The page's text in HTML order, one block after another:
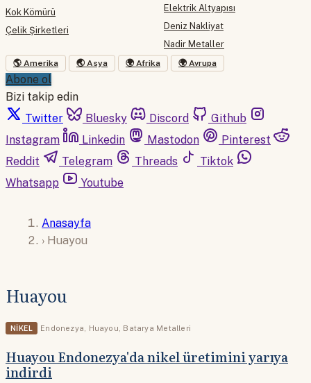
Kok Kömürü
Çelik Şirketleri
Elektrik Altyapısı
Deniz Nakliyat
Nadir Metaller
🌎 Amerika 🌏 Asya 🌍 Afrika 🌍 Avrupa
Abone ol
Bizi takip edin
Twitter
Bluesky Discord
Github
Instagram
Linkedin Mastodon
Pinterest
Reddit
Telegram Threads
Tiktok
Whatsapp
Youtube
Anasayfa
› Huayou
Huayou
NIKEL Endonezya, Huayou, Batarya Metalleri
Huayou Endonezya'da nikel üretimini yarıya
indirdi